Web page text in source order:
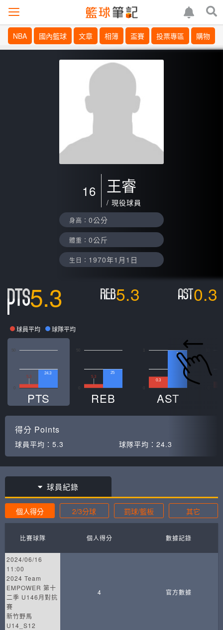
NBA 國內籃球 文章 相簿 盃賽 投票專區 購物
16 王睿
/ 現役球員
身高： 0公分
體重： 0公斤
生日： 1970年1月1日
5.3 5.3 0.3
球員平均 球隊平均
50
5.3
24.3
PTS
50
5.3
25
REB
0.3
1
AST
得分 Points
球員平均： 5.3 球隊平均： 24.3
球員紀錄
個人得分 2/3分球 罰球/籃板 其它
比賽球隊 個人得分 數據記錄
2024/06/16
11:00
2024 Team
EMPOWER 第十
二季 U146月對抗
賽
新竹野馬
U14_S12
4 官方數據